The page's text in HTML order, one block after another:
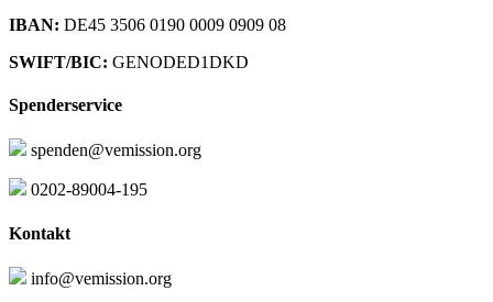
IBAN: DE45 3506 0190 0009 0909 08
SWIFT/BIC: GENODED1DKD
Spenderservice
spenden@vemission.org
0202-89004-195
Kontakt
info@vemission.org